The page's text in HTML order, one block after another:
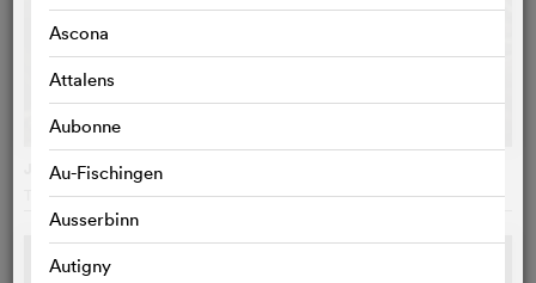
Ascona
Attalens
Aubonne
Au-Fischingen
Ausserbinn
Autigny
Jagten
Thomas Vinterberg, Danemark